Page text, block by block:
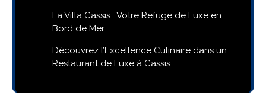
La Villa Cassis : Votre Refuge de Luxe en
Bord de Mer
Découvrez l’Excellence Culinaire dans un
Restaurant de Luxe à Cassis